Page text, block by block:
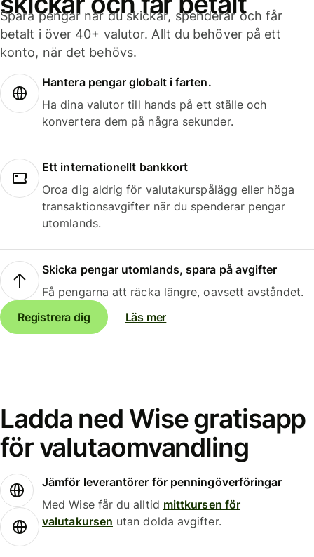
Spara pengar när du skickar, spenderar och får
betalt i över 40+ valutor. Allt du behöver på ett
konto, när det behövs.
Hantera pengar globalt i farten.
Ha dina valutor till hands på ett ställe och
konvertera dem på några sekunder.
Ett internationellt bankkort
Oroa dig aldrig för valutakurspålägg eller höga
transaktionsavgifter när du spenderar pengar
utomlands.
Skicka pengar utomlands, spara på avgifter
Få pengarna att räcka längre, oavsett avståndet.
Registrera dig
Läs mer
Ladda ned Wise gratisapp
för valutaomvandling
Jämför leverantörer för penningöverföringar
Med Wise får du alltid mittkursen för
valutakursen utan dolda avgifter.